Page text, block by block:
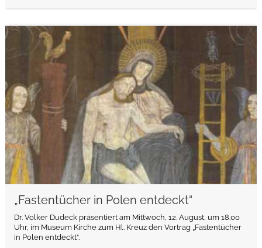
„Fastentücher in Polen entdeckt“
Dr. Volker Dudeck präsentiert am Mittwoch, 12. August, um 18.00
Uhr, im Museum Kirche zum Hl. Kreuz den Vortrag „Fastentücher
in Polen entdeckt“.
weiterlesen